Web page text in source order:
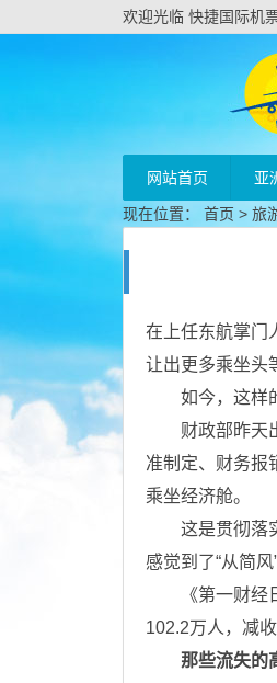
欢迎光临 快捷国际机
网站首页 亚
现在位置： 首页 > 旅
在上任东航掌门
让出更多乘坐头
如今，这样的
财政部昨天出
准制定、财务报
乘坐经济舱。
这是贯彻落实
感觉到了“从简风
《第一财经日
102.2万人，减收
那些流失的